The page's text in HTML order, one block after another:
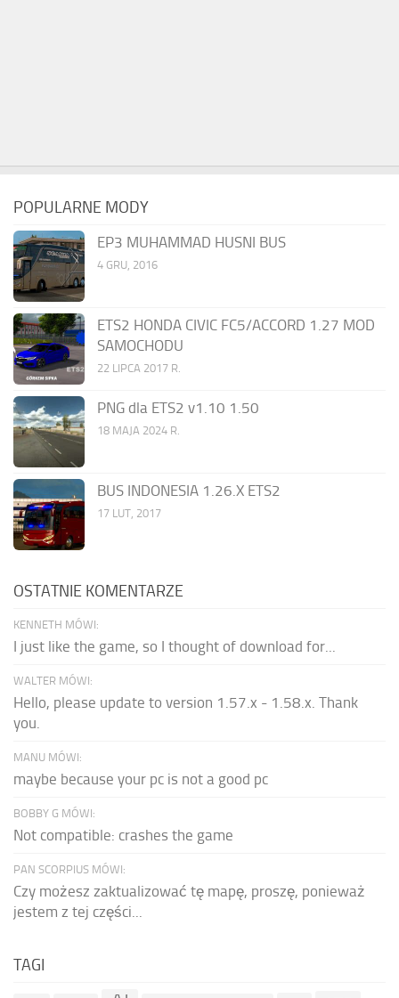
POPULARNE MODY
EP3 MUHAMMAD HUSNI BUS
4 GRU, 2016
ETS2 HONDA CIVIC FC5/ACCORD 1.27 MOD
SAMOCHODU
22 LIPCA 2017 R.
PNG dla ETS2 v1.10 1.50
18 MAJA 2024 R.
BUS INDONESIA 1.26.X ETS2
17 LUT, 2017
OSTATNIE KOMENTARZE
KENNETH MÓWI:
I just like the game, so I thought of download for...
WALTER MÓWI:
Hello, please update to version 1.57.x - 1.58.x. Thank
you.
MANU MÓWI:
maybe because your pc is not a good pc
BOBBY G MÓWI:
Not compatible: crashes the game
PAN SCORPIUS MÓWI:
Czy możesz zaktualizować tę mapę, proszę, ponieważ
jestem z tej części...
TAGI